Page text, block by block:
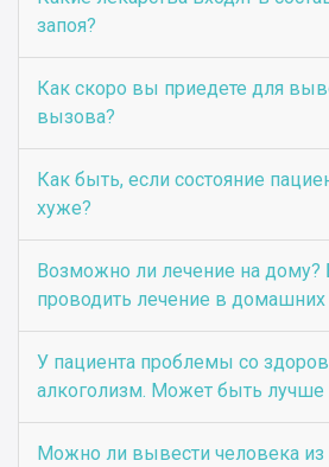
запоя?
Как скоро вы приедете для
вызова?
Как быть, если состояние
хуже?
Возможно ли лечение на дому?
проводить лечение в домашних
У пациента проблемы со
алкоголизм. Может быть лучше
Можно ли вывести человека из